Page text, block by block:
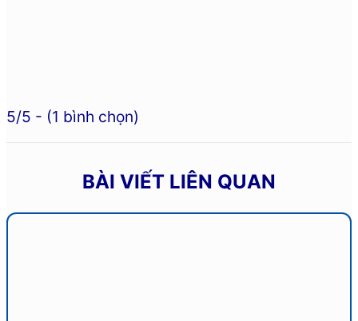
5/5 - (1 bình chọn)
BÀI VIẾT LIÊN QUAN